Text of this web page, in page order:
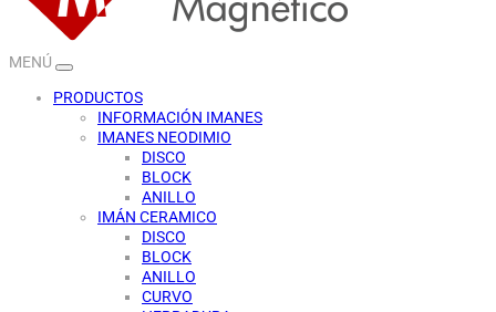
MENÚ
PRODUCTOS
INFORMACIÓN IMANES
IMANES NEODIMIO
DISCO
BLOCK
ANILLO
IMÁN CERAMICO
DISCO
BLOCK
ANILLO
CURVO